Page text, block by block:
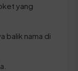
yang
balik nama di